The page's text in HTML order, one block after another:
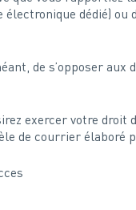
dédié) ou
de s’opposer
exercer votre droit
de courrier élaboré